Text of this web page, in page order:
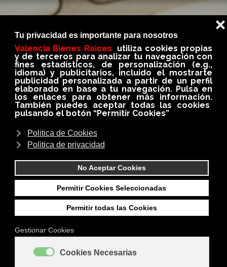
BLOG
En nuestro BLOG conseguirás siempre información
importante, util e interesante del medio
inmobiliario